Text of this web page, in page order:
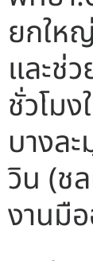
ยกให
และช่
ชั่วโม
บางล
วิน (ช
งานมื